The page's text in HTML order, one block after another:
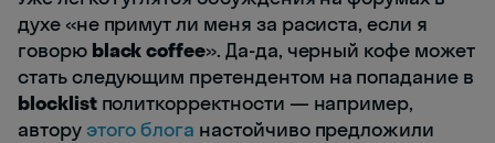
духе «не примут ли меня за расиста, если я
говорю black coffee». Да-да, черный кофе может
стать следующим претендентом на попадание в
blocklistполиткорректности — например,
авторуэтого блога настойчиво предложили